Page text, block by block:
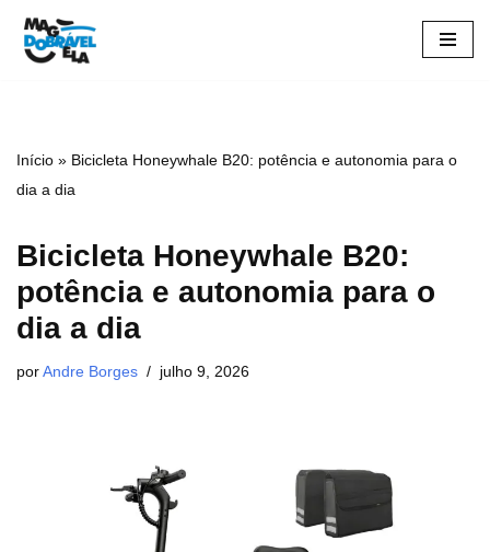
Pular
Início » Bicicleta Honeywhale B20: potência e autonomia para o
dia a dia
Bicicleta Honeywhale B20:
potência e autonomia para o
dia a dia
porAndre Borges julho 9, 2026